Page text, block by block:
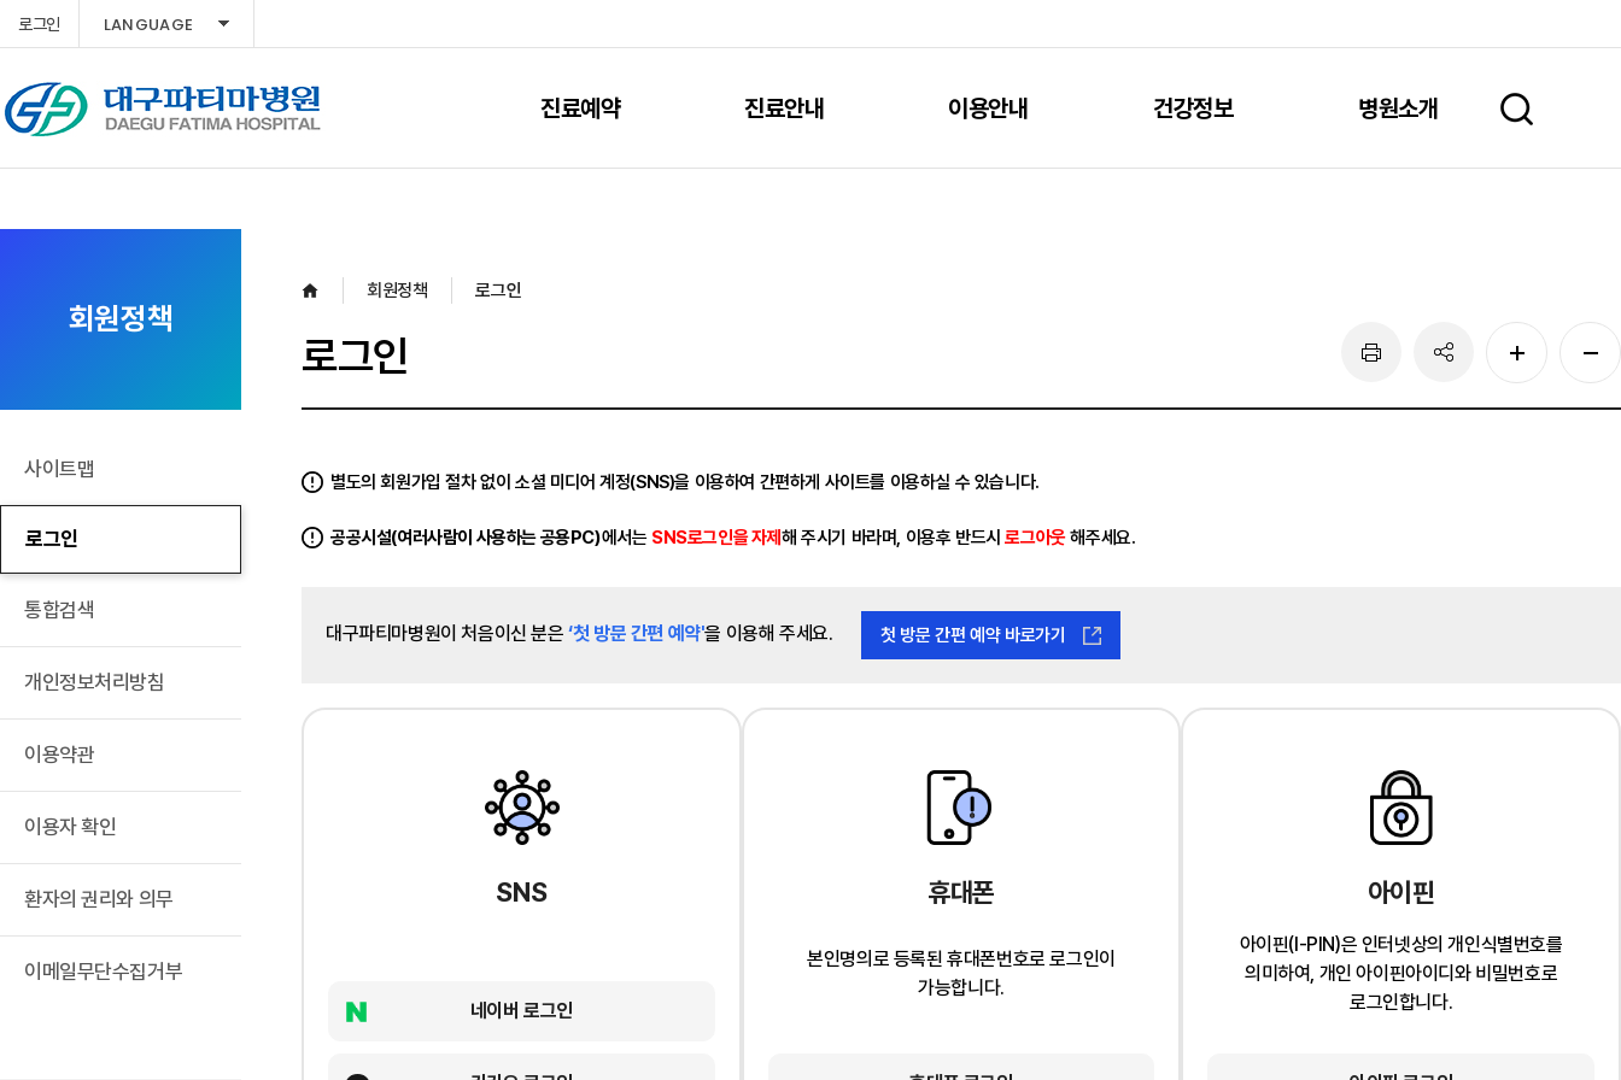
로그인 LANGUAGE
진료예약 진료안내 이용안내 건강정보 병원소개
회원정책
사이트맵
로그인
통합검색
개인정보처리방침
이용약관
이용자 확인
환자의 권리와 의무
이메일무단수집거부
로그인
회원정책 로그인
별도의 회원가입 절차 없이 소셜 미디어 계정(SNS)을 이용하여 간편하게 사이트를 이용하실 수 있습니다.
공공시설(여러사람이 사용하는 공용PC)에서는 SNS로그인을 자제해 주시기 바라며, 이용후 반드시로그아웃해주세요.
대구파티마병원이 처음이신 분은‘첫 방문 간편 예약'을 이용해 주세요. 첫 방문 간편 예약 바로가기
SNS
네이버 로그인
휴대폰
본인명의로 등록된 휴대폰번호로 로그인이
가능합니다.
아이핀
아이핀(I-PIN)은 인터넷상의 개인식별번호를
의미하여, 개인 아이핀아이디와 비밀번호로
로그인합니다.